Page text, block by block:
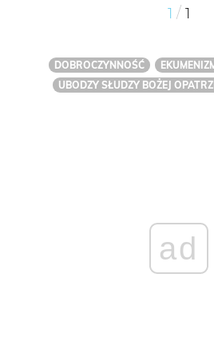
1 / 1
DOBROCZYNNOŚĆ
UBODZY SŁUDZY BOŻEJ
ad